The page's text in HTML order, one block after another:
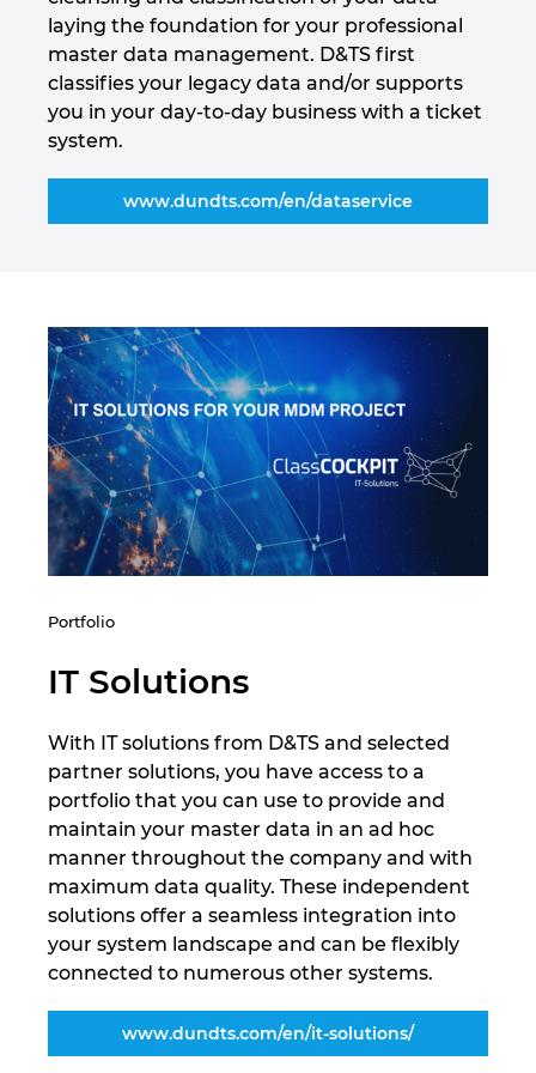
laying the foundation for your professional
master data management. D&TS first
classifies your legacy data and/or supports
you in your day-to-day business with a ticket
system.
www.dundts.com/en/dataservice
Portfolio
IT Solutions
With IT solutions from D&TS and selected
partner solutions, you have access to a
portfolio that you can use to provide and
maintain your master data in an ad hoc
manner throughout the company and with
maximum data quality. These independent
solutions offer a seamless integration into
your system landscape and can be flexibly
connected to numerous other systems.
www.dundts.com/en/it-solutions/
Ukraine
United Arab Emirates
United Kingdom
United States